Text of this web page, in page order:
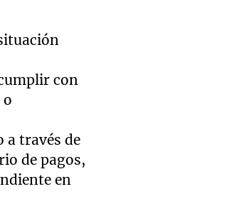
con
a través de
de pagos,
en